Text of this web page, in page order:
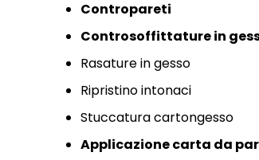
Contropareti
Controsoffittature in
Rasature in gesso
Ripristino intonaci
Stuccatura cartongesso
Applicazione carta da